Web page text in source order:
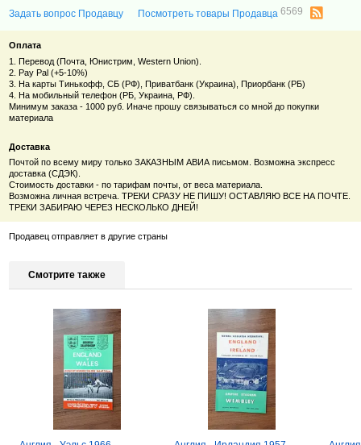
Задать вопрос Продавцу Посмотреть товары Продавца6569
Оплата
1. Перевод (Почта, Юнистрим, Western Union).
2. Pay Pal (+5-10%)
3. На карты Тинькофф, СБ (РФ), Приватбанк (Украина), Приорбанк (РБ)
4. На мобильный телефон (РБ, Украина, РФ).
Минимум заказа - 1000 руб. Иначе прошу связываться со мной до покупки
материала
Доставка
Почтой по всему миру только ЗАКАЗНЫМ АВИА письмом. Возможна экспресс
доставка (СДЭК).
Стоимость доставки - по тарифам почты, от веса материала.
Возможна личная встреча. ТРЕКИ СРАЗУ НЕ ПИШУ! ОСТАВЛЯЮ ВСЕ НА ПОЧТЕ.
ТРЕКИ ЗАБИРАЮ ЧЕРЕЗ НЕСКОЛЬКО ДНЕЙ!
Продавец отправляет в другие страны
Смотрите также